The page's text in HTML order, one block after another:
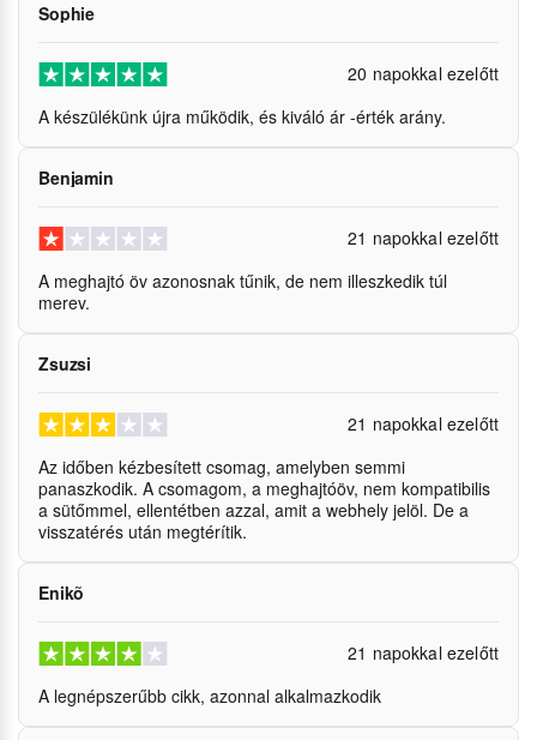
Sophie
20 napokkal ezelőtt
A készülékünk újra működik, és kiváló ár -érték arány.
Benjamin
21 napokkal ezelőtt
A meghajtó öv azonosnak tűnik, de nem illeszkedik túl
merev.
Zsuzsi
21 napokkal ezelőtt
Az időben kézbesített csomag, amelyben semmi
panaszkodik. A csomagom, a meghajtóöv, nem kompatibilis
a sütőmmel, ellentétben azzal, amit a webhely jelöl. De a
visszatérés után megtérítik.
Enikõ
21 napokkal ezelőtt
A legnépszerűbb cikk, azonnal alkalmazkodik